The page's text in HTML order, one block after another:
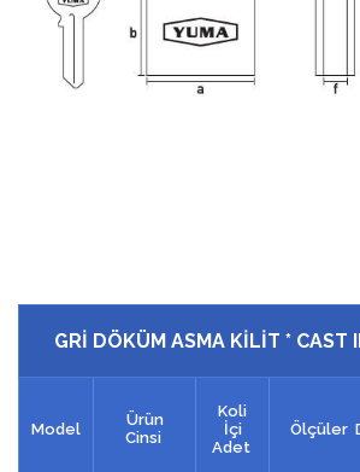
GRİ DÖKÜM ASMA KİLİT * CAST
Model
Ürün
Cinsi
Koli
İçi
Adet
Ölçüler